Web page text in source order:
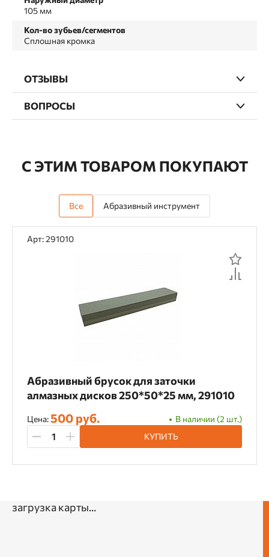
105 мм
Кол-во зубьев/сегментов
Сплошная кромка
ОТЗЫВЫ
ВОПРОСЫ
С ЭТИМ ТОВАРОМ ПОКУПАЮТ
Все Абразивный инструмент
Арт: 291010
Абразивный брусок для заточки
алмазных дисков 250*50*25 мм, 291010
Цена:500 руб.
В наличии (2 шт.)
КУПИТЬ
загрузка карты...